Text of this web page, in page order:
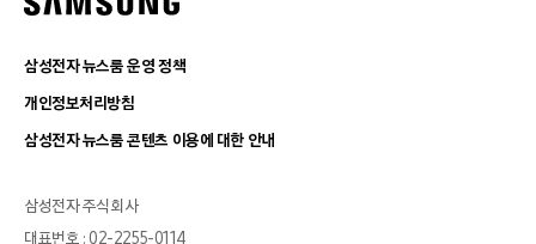
삼성전자 뉴스룸 운영 정책
개인정보처리방침
삼성전자 뉴스룸 콘텐츠 이용에 대한 안내
삼성전자 주식회사
대표번호 : 02-2255-0114